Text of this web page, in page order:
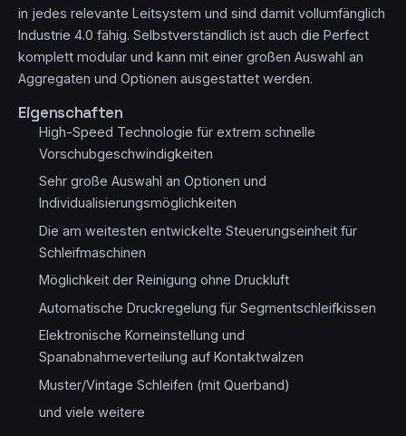
in jedes relevante Leitsystem und sind damit vollumfänglich
Industrie 4.0 fähig. Selbstverständlich ist auch die Perfect
komplett modular und kann mit einer großen Auswahl an
Aggregaten und Optionen ausgestattet werden.
Eigenschaften
High-Speed Technologie für extrem schnelle
Vorschubgeschwindigkeiten
Sehr große Auswahl an Optionen und
Individualisierungsmöglichkeiten
Die am weitesten entwickelte Steuerungseinheit für
Schleifmaschinen
Möglichkeit der Reinigung ohne Druckluft
Automatische Druckregelung für Segmentschleifkissen
Elektronische Korneinstellung und
Spanabnahmeverteilung auf Kontaktwalzen
Muster/Vintage Schleifen (mit Querband)
und viele weitere